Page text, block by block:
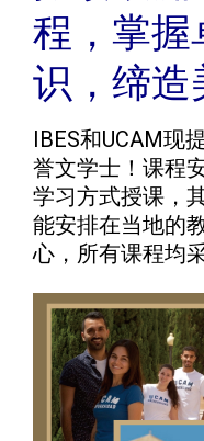
程，掌握
识，缔造
IBES和UCAM现
誉文学士！课程
学习方式授课，
能安排在当地的
心，所有课程均